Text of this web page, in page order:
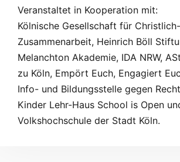
Veranstaltet in Kooperation mit:
Kölnische Gesellschaft für
Zusammenarbeit, Heinrich Böll
Melanchton Akademie, IDA NRW,
zu Köln, Empört Euch, Engagiert
Info- und Bildungsstelle gegen
Kinder Lehr-Haus School is Open
Volkshochschule der Stadt Köln.